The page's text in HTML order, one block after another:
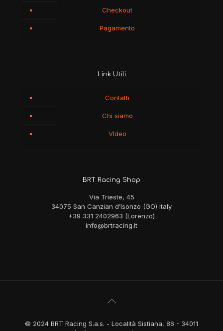
Checkout
Pagamento
Link Utili
Contatti
Chi siamo
VIdeo
BRT Racing Shop
Via Trieste, 45
34075 San Canzian d’Isonzo (GO) Italy
+39 331 2402963 (Lorenzo)
info@brtracing.it
© 2024 BRT Racing S.a.s. - Località Sistiana, 86 - 34011